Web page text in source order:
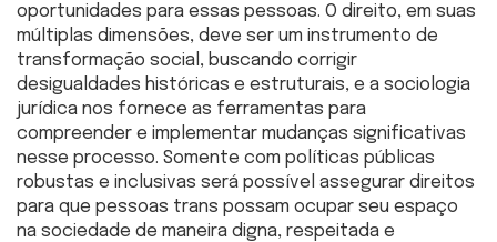
oportunidades para essas pessoas. O direito, em suas
múltiplas dimensões, deve ser um instrumento de
transformação social, buscando corrigir
desigualdades históricas e estruturais, e a sociologia
jurídica nos fornece as ferramentas para
compreender e implementar mudanças significativas
nesse processo. Somente com políticas públicas
robustas e inclusivas será possível assegurar direitos
para que pessoas trans possam ocupar seu espaço
na sociedade de maneira digna, respeitada e